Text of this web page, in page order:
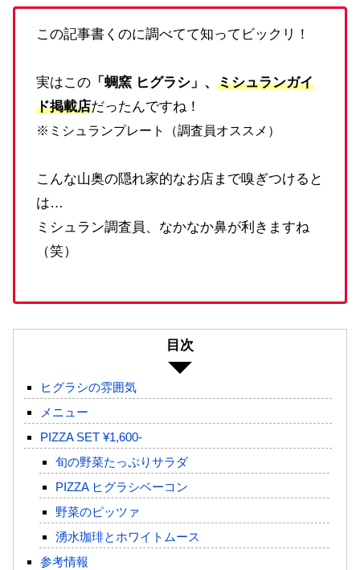
この記事書くのに調べてて知ってビックリ！
実はこの「蜩窯 ヒグラシ」、 ミシュランガイ
ド掲載店だったんですね！
※ミシュランプレート（調査員オススメ）
こんな山奥の隠れ家的なお店まで嗅ぎつけると
は…
ミシュラン調査員、なかなか鼻が利きますね
（笑）
目次
ヒグラシの雰囲気
メニュー
PIZZA SET ¥1,600-
旬の野菜たっぷりサラダ
PIZZA ヒグラシベーコン
野菜のピッツァ
湧水珈琲とホワイトムース
参考情報